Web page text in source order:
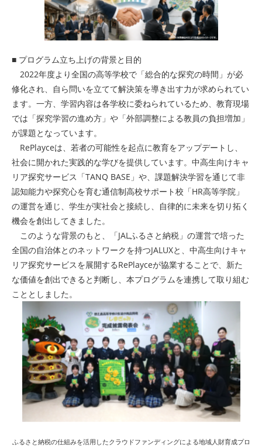
■ プログラム立ち上げの背景と目的
2022年度より全国の高等学校で「総合的な探究の時間」が必
修化され、自ら問いを立てて解決策を導き出す力が求められてい
ます。一方、学習内容は各学校に委ねられているため、教育現場
では「探究学習の進め方」や「外部調整による教員の負担増加」
が課題となっています。
RePlayceは、若者の可能性を起点に教育をアップデートし、
社会に開かれた実践的な学びを提供しています。中高生向けキャ
リア探究サービス「TANQ BASE」や、課題解決学習を通じて非
認知能力や探究心を育む通信制高校サポート校「HR高等学院」
の運営を通じ、学生が実社会と接続し、自律的に未来を切り拓く
機会を創出してきました。
このような背景のもと、「JALふるさと納税」の運営で培った
全国の自治体とのネットワークを持つJALUXと、中高生向けキャ
リア探究サービスを展開するRePlayceが協業することで、新た
な価値を創出できると判断し、本プログラムを連携して取り組む
こととしました。
ふるさと納税の仕組みを活用したクラウドファンディングによる地域人財育成プロ